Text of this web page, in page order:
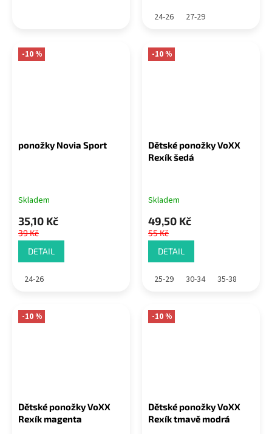
24-26 27-29
-10 %
ponožky Novia Sport
Skladem
35,10 Kč
39 Kč
DETAIL
24-26
-10 %
Dětské ponožky VoXX
Rexík šedá
Skladem
49,50 Kč
55 Kč
DETAIL
25-29 30-34 35-38
-10 %
Dětské ponožky VoXX
Rexík magenta
-10 %
Dětské ponožky VoXX
Rexík tmavě modrá